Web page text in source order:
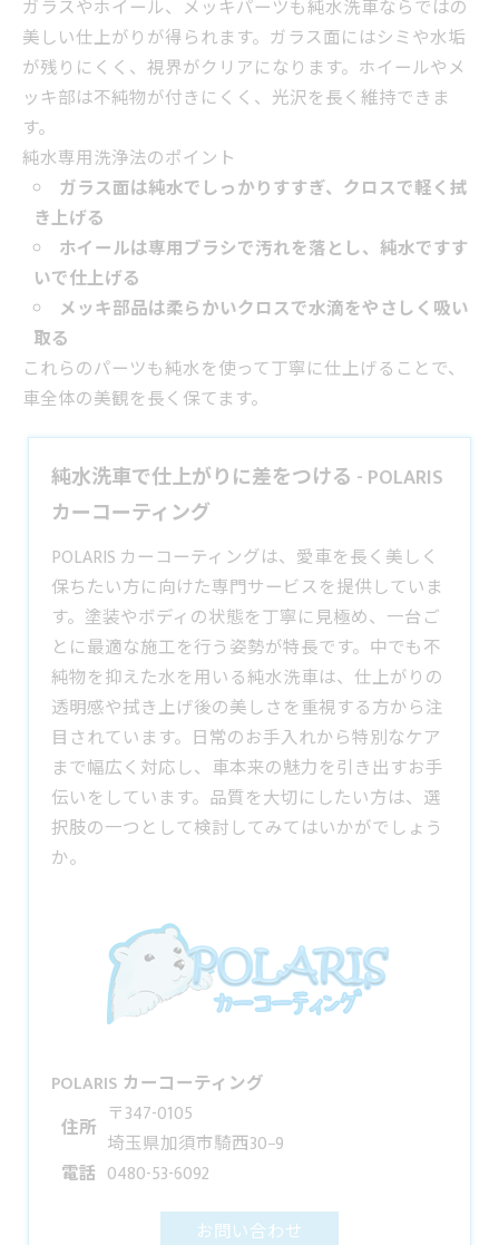
ガラスやホイール、メッキパーツも純水洗車ならではの
美しい仕上がりが得られます。ガラス面にはシミや水垢
が残りにくく、視界がクリアになります。ホイールやメ
ッキ部は不純物が付きにくく、光沢を長く維持できま
す。
純水専用洗浄法のポイント
ガラス面は純水でしっかりすすぎ、クロスで軽く拭
き上げる
ホイールは専用ブラシで汚れを落とし、純水ですす
いで仕上げる
メッキ部品は柔らかいクロスで水滴をやさしく吸い
取る
これらのパーツも純水を使って丁寧に仕上げることで、
車全体の美観を長く保てます。
純水洗車で仕上がりに差をつける - POLARIS
カーコーティング
POLARIS カーコーティングは、愛車を長く美しく
保ちたい方に向けた専門サービスを提供していま
す。塗装やボディの状態を丁寧に見極め、一台ご
とに最適な施工を行う姿勢が特長です。中でも不
純物を抑えた水を用いる純水洗車は、仕上がりの
透明感や拭き上げ後の美しさを重視する方から注
目されています。日常のお手入れから特別なケア
まで幅広く対応し、車本来の魅力を引き出すお手
伝いをしています。品質を大切にしたい方は、選
択肢の一つとして検討してみてはいかがでしょう
か。
POLARIS カーコーティング
住所 〒347-0105
埼玉県加須市騎西30−9
電話 0480-53-6092
お問い合わせ